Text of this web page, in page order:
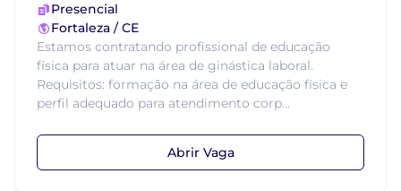
Presencial
Fortaleza / CE
Estamos contratando profissional de educação
física para atuar na área de ginástica laboral.
Requisitos: formação na área de educação física e
perfil adequado para atendimento corp...
Abrir Vaga